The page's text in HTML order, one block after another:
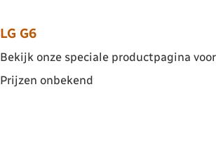
LG G6
Bekijk onze speciale productpagina
Prijzen onbekend